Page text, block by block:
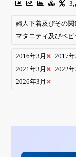
3
婦人下着及びその関
マタニティ及びベ
2016年3月 2017年
2021年3月
2022年
2026年3月